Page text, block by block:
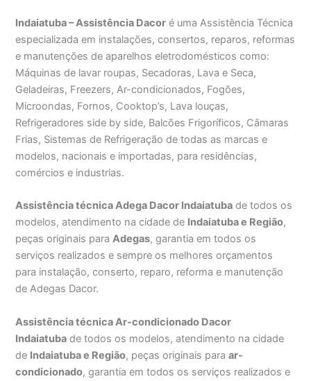
Indaiatuba – Assistência Dacor é uma Assistência Técnica
especializada em instalações, consertos, reparos, reformas
e manutenções de aparelhos eletrodomésticos como:
Máquinas de lavar roupas, Secadoras, Lava e Seca,
Geladeiras, Freezers, Ar-condicionados, Fogões,
Microondas, Fornos, Cooktop’s, Lava louças,
Refrigeradores side by side, Balcões Frigoríficos, Câmaras
Frias, Sistemas de Refrigeração de todas as marcas e
modelos, nacionais e importadas, para residências,
comércios e industrias.
Assistência técnica Adega Dacor Indaiatuba de todos os
modelos, atendimento na cidade de Indaiatuba e Região,
peças originais paraAdegas, garantia em todos os
serviços realizados e sempre os melhores orçamentos
para instalação, conserto, reparo, reforma e manutenção
de Adegas Dacor.
Assistência técnica Ar-condicionado Dacor
Indaiatuba de todos os modelos, atendimento na cidade
de Indaiatuba e Região, peças originais paraar-
condicionado, garantia em todos os serviços realizados e